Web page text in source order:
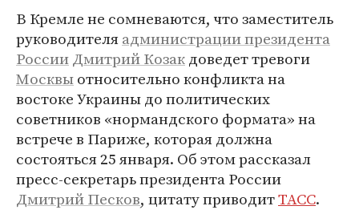
В Кремле не сомневаются, что заместитель
руководителяадминистрации президента
РоссииДмитрий Козакдоведет тревоги
Москвыотносительно конфликта на
востоке Украины до политических
советников «нормандского формата» на
встрече в Париже, которая должна
состояться 25 января. Об этом рассказал
пресс-секретарь президента России
Дмитрий Песков, цитату приводитТАСС.